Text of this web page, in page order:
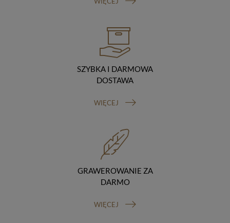
rozporządzenie o ochronie danych, tj. RODO).
Twoje dane osobowe możemy udostępniać
hostingodawcy. Takie podmioty przetwarzają dane na
podstawie umowy z nami i tylko zgodnie z naszymi
poleceniami. Przekazujemy Twoje dane poza teren
Polski/UE/Europejskiego Obszaru Gospodarczego.
Okres przechowywania danych
Twoje dane przechowujemy do czasu posiadania
otrzymania ich kopii, prawo do sprostowania
(poprawiania) swoich danych, prawo do usunięcia
danych (jeżeli Twoim zdaniem nie ma podstaw do tego,
abyśmy przetwarzali Twoje dane, możesz zażądać,
abyśmy je usunęli), prawo do ograniczenia
przetwarzania danych (możesz zażądać, abyśmy
ograniczyli przetwarzanie Twoich danych osobowych
uzgodnionych z Tobą działań, jeżeli Twoim zdaniem
SZYBKA I DARMOWA
DOSTAWA
WIĘCEJ
GRAWEROWANIE ZA
DARMO
WIĘCEJ